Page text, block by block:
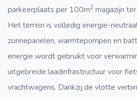
parkeerplaats per 100m2 magazijn
Het terrein is volledig energie-
zonnepanelen, warmtepompen en
energie wordt gebruikt voor
uitgebreide laadinfrastructuur voor
vrachtwagens. Dankzij de vlotte